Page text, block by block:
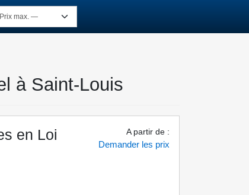
à Saint-Louis
en Loi
A partir de :
Demander les prix